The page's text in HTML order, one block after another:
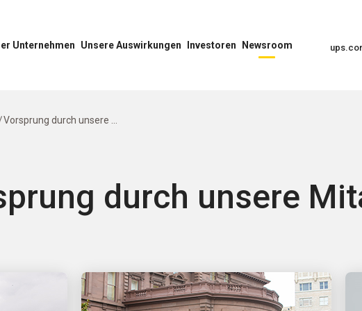
Unternehmen Unsere Auswirkungen Investoren Newsroom
Vorsprung durch unsere ...
durch unsere